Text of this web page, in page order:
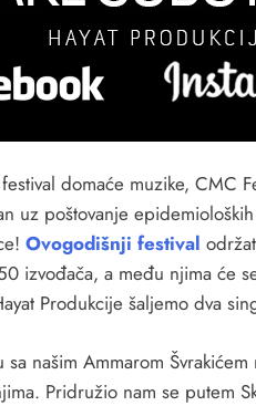
domaće muzike, CMC
uz poštovanje
Ovogodišnji festival
izvođača, a među njima će
Produkcije šaljemo dva
sa našim Ammarom
Pridružio nam se putem